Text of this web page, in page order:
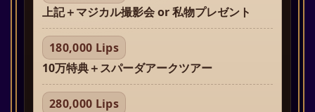
上記＋マジカル撮影会 or 私物プレゼント
180,000 Lips
10万特典＋スパーダアークツアー
280,000 Lips